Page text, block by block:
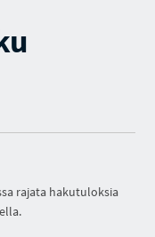
rajata hakutuloksia